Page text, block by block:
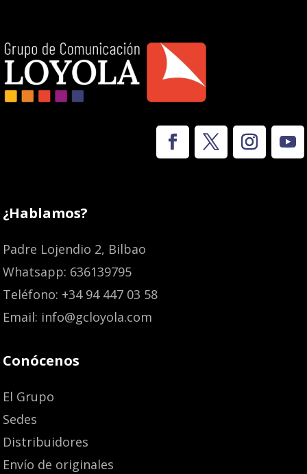
¿Hablamos?
Padre Lojendio 2, Bilbao
Whatsapp: 636139795
Teléfono: +34 94 447 03 58
Email: info@gcloyola.com
Conócenos
El Grupo
Sedes
Distribuidores
Envío de originales